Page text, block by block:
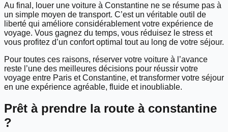
Au final, louer une voiture à Constantine ne se résume pas à
un simple moyen de transport. C’est un véritable outil de
liberté qui améliore considérablement votre expérience de
voyage. Vous gagnez du temps, vous réduisez le stress et
vous profitez d’un confort optimal tout au long de votre séjour.
Pour toutes ces raisons, réserver votre voiture à l’avance
reste l’une des meilleures décisions pour réussir votre
voyage entre Paris et Constantine, et transformer votre séjour
en une expérience agréable, fluide et inoubliable.
Prêt à prendre la route à constantine
?